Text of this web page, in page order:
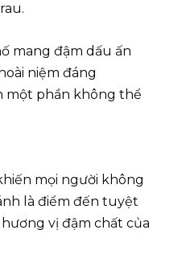
mang đậm dấu ấn
niệm đáng
một phần không thể
mọi người không
là điểm đến tuyệt
vị đậm chất của